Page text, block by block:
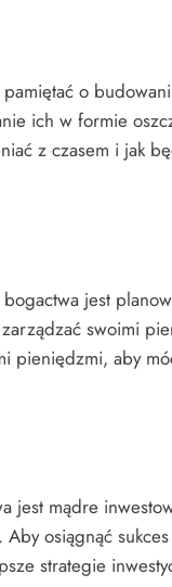
o
ich w formie
z czasem i jak
jest
swoimi
pieniędzmi, aby
jest mądre
osiągnąć
strategie